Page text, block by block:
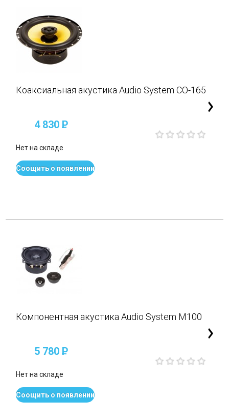
Коаксиальная акустика Audio System CO-165
4 830P
Нет на складе
Соощить о появлении
Компонентная акустика Audio System M100
5 780P
Нет на складе
Соощить о появлении